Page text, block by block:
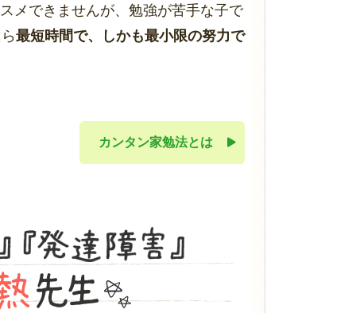
メできませんが、勉強が苦手な子で
最短時間で、しかも最小限の努力で
カンタン家勉法とは